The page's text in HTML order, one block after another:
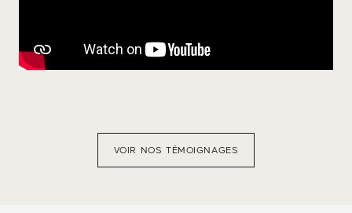
VOIR NOS TÉMOIGNAGES